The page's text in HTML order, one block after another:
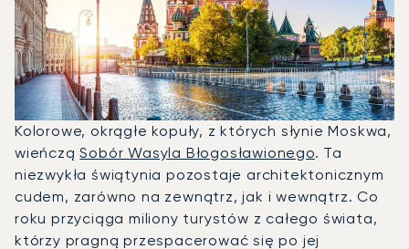
Kolorowe, okrągłe kopuły, z których słynie Moskwa,
wieńcząSobór Wasyla Błogosławionego. Ta
niezwykła świątynia pozostaje architektonicznym
cudem, zarówno na zewnątrz, jak i wewnątrz. Co
roku przyciąga miliony turystów z całego świata,
którzy pragną przespacerować się po jej